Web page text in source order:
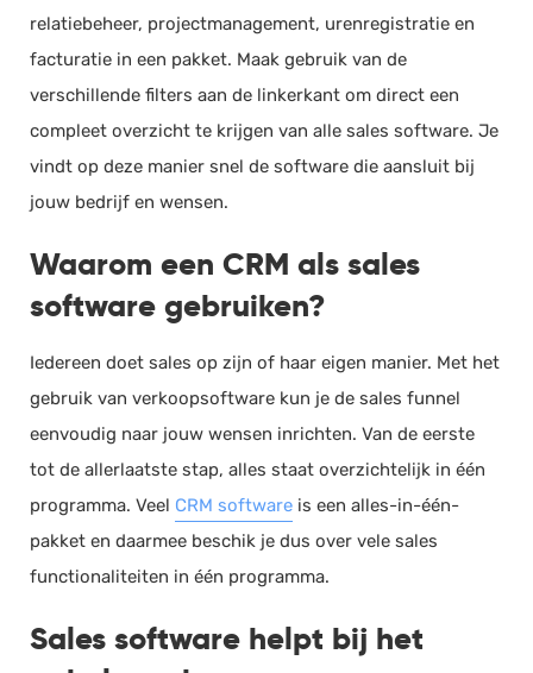
relatiebeheer, projectmanagement, urenregistratie en
facturatie in een pakket. Maak gebruik van de
verschillende filters aan de linkerkant om direct een
compleet overzicht te krijgen van alle sales software. Je
vindt op deze manier snel de software die aansluit bij
jouw bedrijf en wensen.
Waarom een CRM als sales
software gebruiken?
Iedereen doet sales op zijn of haar eigen manier. Met het
gebruik van verkoopsoftware kun je de sales funnel
eenvoudig naar jouw wensen inrichten. Van de eerste
tot de allerlaatste stap, alles staat overzichtelijk in één
programma. Veel CRM software is een alles-in-één-
pakket en daarmee beschik je dus over vele sales
functionaliteiten in één programma.
Sales software helpt bij het